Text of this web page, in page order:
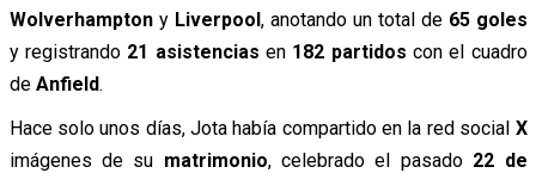
Wolverhamptony Liverpool, anotando un total de 65 goles
y registrando 21 asistencias en 182 partidos con el cuadro
de Anfield.
Hace solo unos días, Jota había compartido en la red social X
imágenes de su matrimonio, celebrado el pasado 22 de